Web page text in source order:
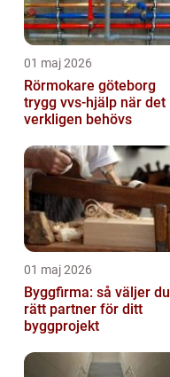
01 maj 2026
Rörmokare göteborg
trygg vvs-hjälp när det
verkligen behövs
01 maj 2026
Byggfirma: så väljer du
rätt partner för ditt
byggprojekt